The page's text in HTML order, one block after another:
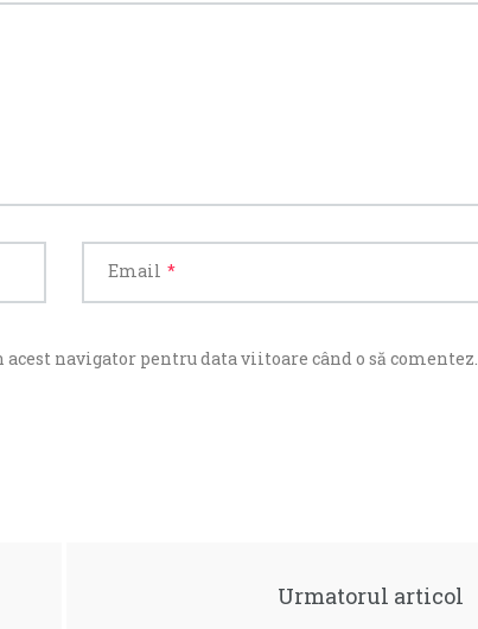
Email *
navigator pentru data viitoare când o să comentez.
Urmatorul articol